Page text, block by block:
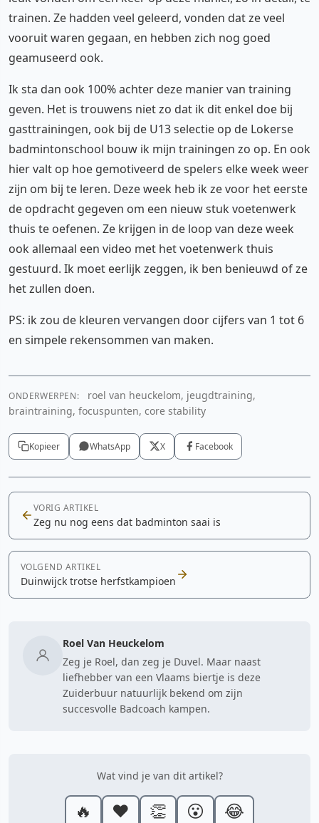
trainen. Ze hadden veel geleerd, vonden dat ze veel
vooruit waren gegaan, en hebben zich nog goed
geamuseerd ook.
Ik sta dan ook 100% achter deze manier van training
geven. Het is trouwens niet zo dat ik dit enkel doe bij
gasttrainingen, ook bij de U13 selectie op de Lokerse
badmintonschool bouw ik mijn trainingen zo op. En ook
hier valt op hoe gemotiveerd de spelers elke week weer
zijn om bij te leren. Deze week heb ik ze voor het eerste
de opdracht gegeven om een nieuw stuk voetenwerk
thuis te oefenen. Ze krijgen in de loop van deze week
ook allemaal een video met het voetenwerk thuis
gestuurd. Ik moet eerlijk zeggen, ik ben benieuwd of ze
het zullen doen.
PS: ik zou de kleuren vervangen door cijfers van 1 tot 6
en simpele rekensommen van maken.
ONDERWERPEN:
roel van heuckelom, jeugdtraining,
braintraining, focuspunten, core stability
Kopieer WhatsApp X Facebook
VORIG ARTIKEL
Zeg nu nog eens dat badminton saai is
VOLGEND ARTIKEL
Duinwijck trotse herfstkampioen
Roel Van Heuckelom
Zeg je Roel, dan zeg je Duvel. Maar naast
liefhebber van een Vlaams biertje is deze
Zuiderbuur natuurlijk bekend om zijn
succesvolle Badcoach kampen.
Wat vind je van dit artikel?
🔥 ❤️ 👏 😮 😂